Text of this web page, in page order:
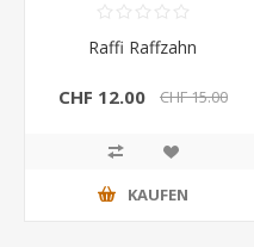
Raffi Raffzahn
CHF 12.00 CHF 15.00
KAUFEN